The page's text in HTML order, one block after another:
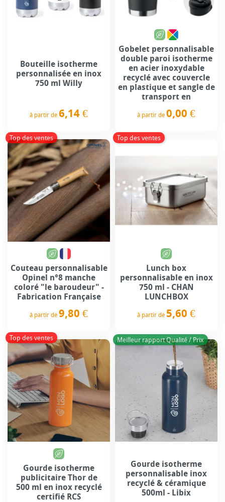
Bouteille isotherme
personnalisée en inox
750 ml Willy
à partir de 6,14 €
Gobelet personnalisable
double paroi isotherme
en acier inoxydable
recyclé avec couvercle
en plastique et sangle de
transport en
à partir de 0,00 €
Top des ventes
Couteau personnalisable
Opinel n°8 manche
coloré "le baroudeur" -
Fabrication Française
à partir de 9,80 €
Top des ventes
Lunch box
personnalisable en inox
750 ml - CHAN
LUNCHBOX
à partir de 5,60 €
Top des ventes
Gourde isotherme
publicitaire Thor de
500 ml en inox recyclé
certifié RCS
Meilleur rapport Qualité / Prix
Gourde isotherme
personnalisable inox
recyclé & céramique
500ml - Libix